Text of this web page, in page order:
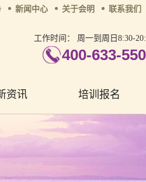
新闻中心 关于会明 联系我们
工作时间： 周一到周日8:30-
400-633-
资讯 培训报名